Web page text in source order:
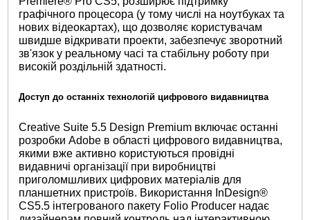
графічного процесора (у тому числі на ноутбуках та
нових відеокартах), що дозволяє користувачам
швидше відкривати проекти, забезпечує зворотний
зв'язок у реальному часі та стабільну роботу при
високій роздільній здатності.
Доступ до останніх технологій цифрового видавництва
Creative Suite 5.5 Design Premium включає останні
розробки Adobe в області цифрового видавництва,
якими вже активно користуються провідні
видавничі організації при виробництві
приголомшливих цифрових матеріалів для
планшетних пристроїв. Використання InDesign®
CS5.5 інтегрованого пакету Folio Producer надає